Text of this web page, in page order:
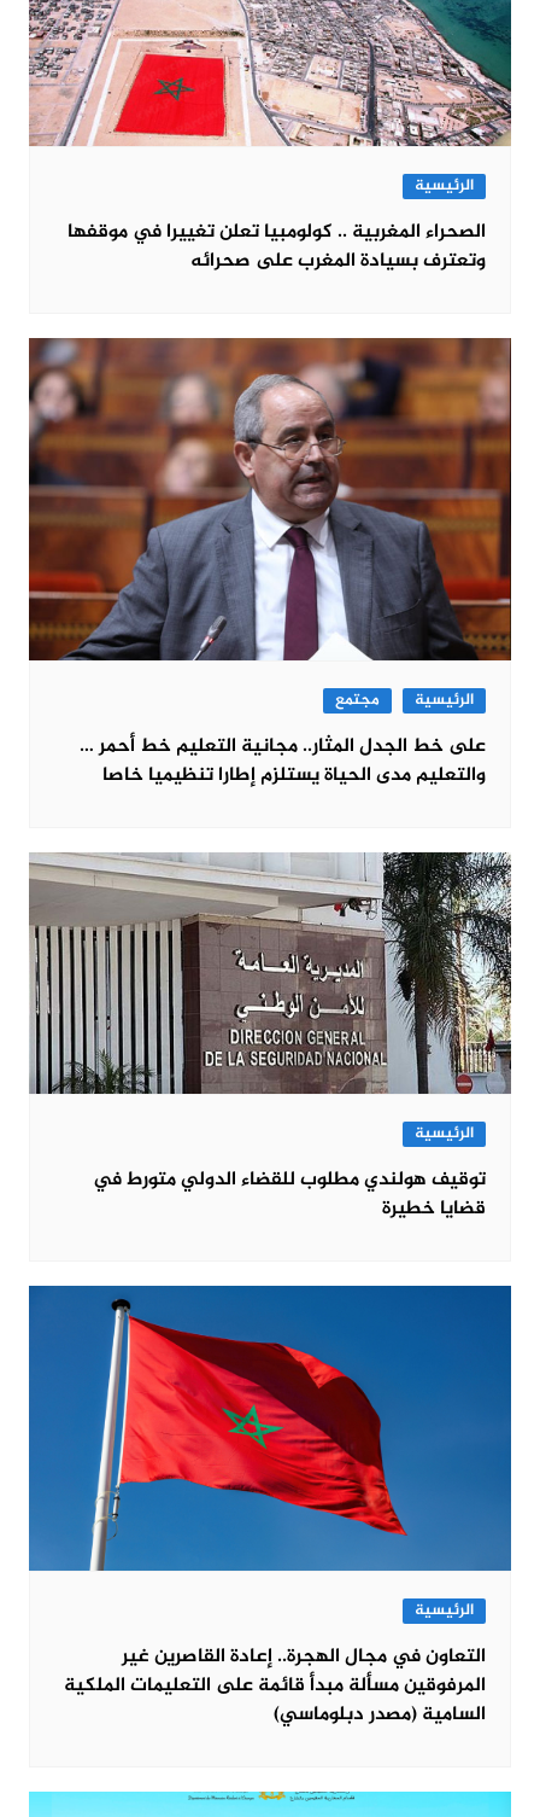
الرئيسية
الصحراء المغربية .. كولومبيا تعلن تغييرا في موقفها
وتعترف بسيادة المغرب على صحرائه
الرئيسية مجتمع
على خط الجدل المثار.. مجانية التعليم خط أحمر …
والتعليم مدى الحياة يستلزم إطارا تنظيميا خاصا
الرئيسية
توقيف هولندي مطلوب للقضاء الدولي متورط في
قضايا خطيرة
الرئيسية
التعاون في مجال الهجرة.. إعادة القاصرين غير
المرفوقين مسألة مبدأ قائمة على التعليمات الملكية
السامية (مصدر دبلوماسي)